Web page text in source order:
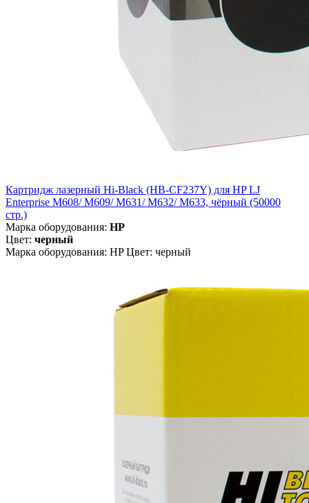
Картридж лазерный Hi-Black (HB-CF237Y) для HP LJ
Enterprise M608/ M609/ M631/ M632/ M633, чёрный (50000
стр.)
Марка оборудования: HP
Цвет: черный
Марка оборудования: HP Цвет: черный